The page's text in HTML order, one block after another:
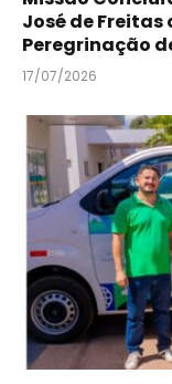
José de
Peregrinação
17/07/2026